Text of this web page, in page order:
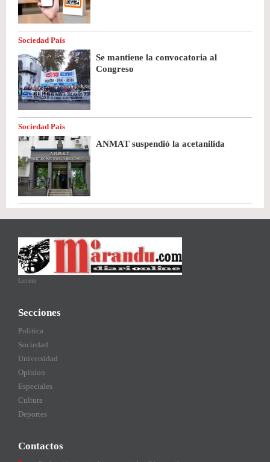
Sociedad País
Se mantiene la convocatoria al
Congreso
Sociedad País
ANMAT suspendió la acetanilida
Lorem
Secciones
Politica
Sociedad
Universidad
Opinion
Especiales
Cultura
Deportes
Contactos